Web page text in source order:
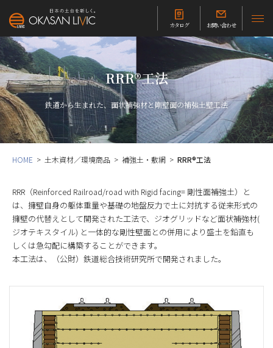
カタログ お問い合わせ
RRR®工法
鉄道から生まれた、面状補強材と剛壁面の補強土壁工法
HOME 土木資材／環境商品 補強土・敷網 RRR®工法
RRR（Reinforced Railroad/road with Rigid facing= 剛性面補強土）と
は、擁壁自身の躯体重量や基礎の地盤反力で土に対抗する従来形式の
擁壁の代替えとして開発された工法で、ジオグリッドなど面状補強材(
ジオテキスタイル) と一体的な剛性壁面との併用により盛土を鉛直も
しくは急勾配に構築することができます。
本工法は、（公財）鉄道総合技術研究所で開発されました。